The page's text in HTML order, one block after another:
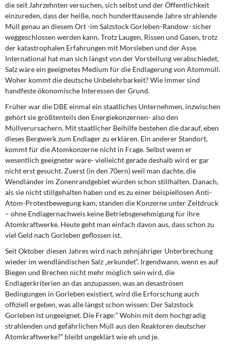
Über mich
Kontakt
die seit Jahrzehnten versuchen, sich selbst und der Öffentlichkeit
einzureden, dass der heiße, noch hunderttausende Jahre strahlende
Müll genau an diesem Ort -im Salzstock Gorleben-Randow- sicher
weggeschlossen werden kann. Trotz Laugen, Rissen und Gasen, trotz
der katastrophalen Erfahrungen mit Morsleben und der Asse.
International hat man sich längst von der Vorstellung verabschiedet,
Salz wäre ein geeignetes Medium für die Endlagerung von Atommüll.
Woher kommt die deutsche Unbelehrbarkeit? Wie immer sind
handfeste ökonomische Interessen der Grund.
Früher war die DBE einmal ein staatliches Unternehmen, inzwischen
gehört sie größtenteils den Energiekonzernen- also den
Müllverursachern. Mit staatlicher Beihilfe bestehen die darauf, eben
dieses Bergwerk zum Endlager zu erklären. Ein anderer Standort,
kommt für die Atomkonzerne nicht in Frage. Selbst wenn er
wesentlich geeigneter wäre- vielleicht gerade deshalb wird er gar
nicht erst gesucht. Zuerst (in den 70ern) weil man dachte, die
Wendländer im Zonenrandgebiet würden schon stillhalten. Danach,
als sie nicht stillgehalten haben und es zu einer beispiellosen Anti-
Atom-Protestbewegung kam, standen die Konzerne unter Zeitdruck
– ohne Endlagernachweis keine Betriebsgenehmigung für ihre
Atomkraftwerke. Heute geht man einfach davon aus, dass schon zu
viel Geld nach Gorleben geflossen ist.
Seit Oktober diesen Jahres wird nach zehnjähriger Unterbrechung
wieder im wendländischen Salz „erkundet“. Irgendwann, wenn es auf
Biegen und Brechen nicht mehr möglich sein wird, die
Endlagerkriterien an das anzupassen, was an desaströsen
Bedingungen in Gorleben existiert, wird die Erforschung auch
offiziell ergeben, was alle längst schon wissen: Der Salzstock
Gorleben ist ungeeignet. Die Frage:“ Wohin mit dem hochgradig
strahlenden und gefährlichen Müll aus den Reaktoren deutscher
Atomkraftwerke?“ bleibt ungeklärt wie eh und je.